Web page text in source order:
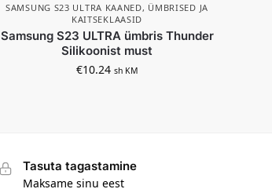
SAMSUNG S23 ULTRA KAANED, ÜMBRISED JA
KAITSEKLAASID
Samsung S23 ULTRA ümbris Thunder
Silikoonist must
€10.24 sh KM
Tasuta tagastamine
Maksame sinu eest